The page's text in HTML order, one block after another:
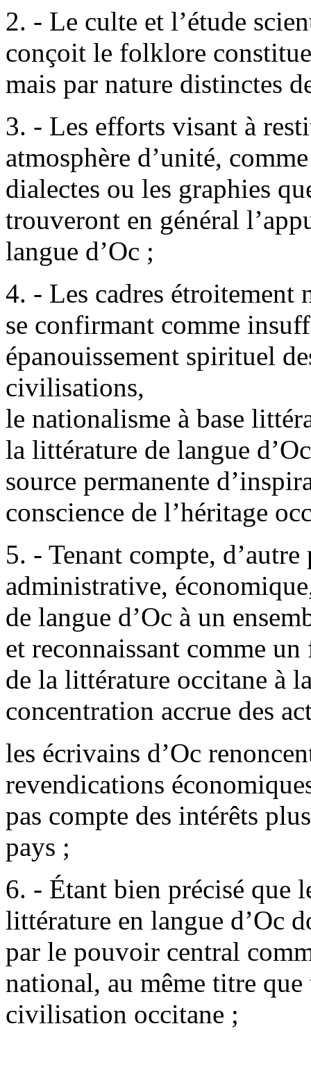
2. - Le culte et l’étude
conçoit le folklore
mais par nature distinctes
3. - Les efforts visant à
atmosphère d’unité,
dialectes ou les graphies
trouveront en général
langue d’Oc ;
4. - Les cadres étroitement
se confirmant comme
épanouissement spirituel
civilisations,
le nationalisme à base
la littérature de langue
source permanente
conscience de l’héritage
5. - Tenant compte,
administrative,
de langue d’Oc à un
et reconnaissant comme
de la littérature occitane à
concentration accrue des
les écrivains d’Oc
revendications
pas compte des intérêts
pays ;
6. - Étant bien précisé que
littérature en langue d’Oc
par le pouvoir central
national, au même titre
civilisation occitane ;